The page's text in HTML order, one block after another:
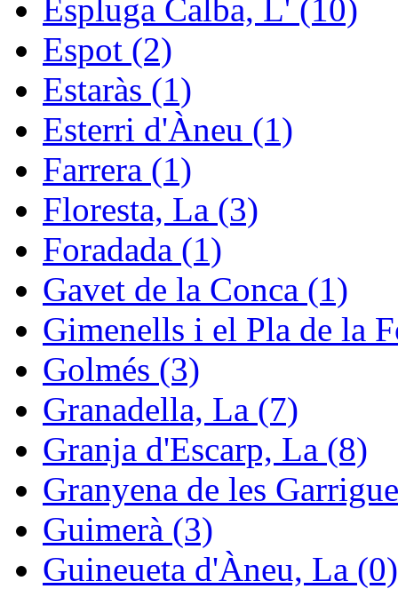
Espluga Calba, L' (10)
Espot (2)
Estaràs (1)
Esterri d'Àneu (1)
Farrera (1)
Floresta, La (3)
Foradada (1)
Gavet de la Conca (1)
Gimenells i el Pla de la
Golmés (3)
Granadella, La (7)
Granja d'Escarp, La (8)
Granyena de les
Guimerà (3)
Guineueta d'Àneu, La (0)